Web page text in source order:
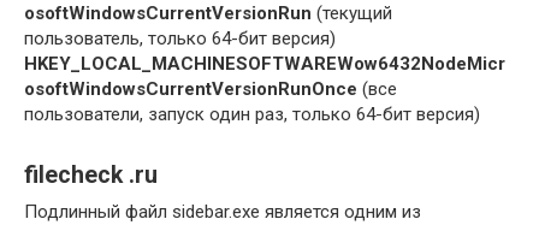
osoftWindowsCurrentVersionRun (текущий
пользователь, только 64-бит версия)
HKEY_LOCAL_MACHINESOFTWAREWow6432NodeMicr
osoftWindowsCurrentVersionRunOnce (все
пользователи, запуск один раз, только 64-бит версия)
filecheck .ru
Подлинный файл sidebar.exe является одним из